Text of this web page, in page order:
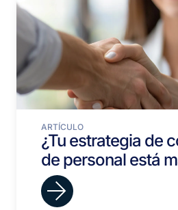
ARTÍCULO
¿Tu estrategia de
de personal está